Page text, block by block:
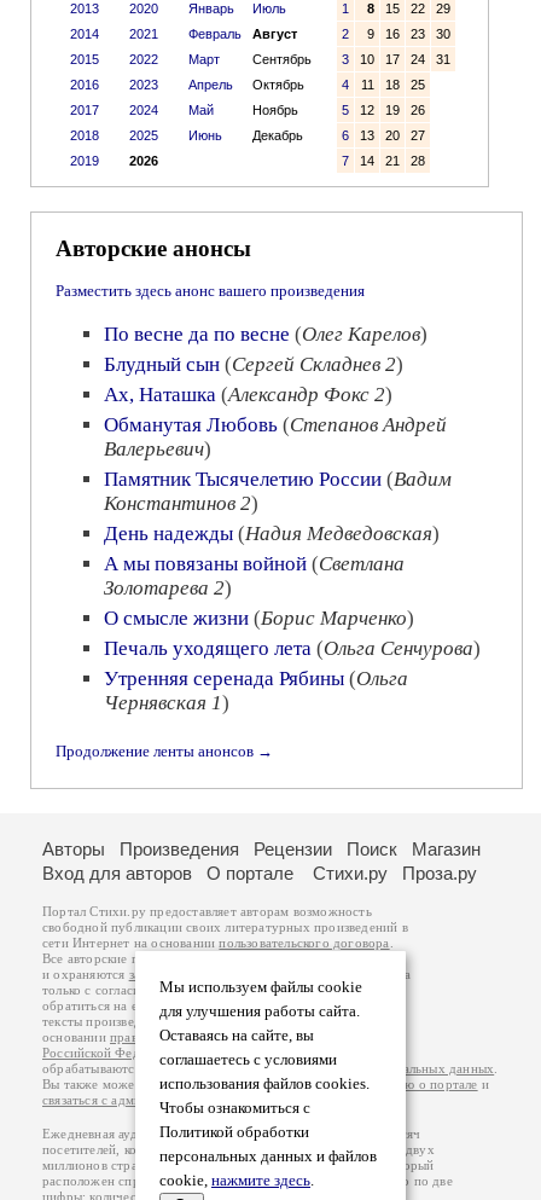
2013
2014
2015
2016
2017
2018
2019
2020
2021
2022
2023
2024
2025
2026
Январь
Июль
Февраль
Август
Март
Сентябрь
Апрель
Октябрь
Май
Ноябрь
Июнь
Декабрь
1 8 15 22
29
2
9 16 23
30
3
10 17 24
31
4
11 18
25
5
12 19
26
6
13 20
27
7
14 21 28
Авторские анонсы
Разместить здесь анонс вашего произведения
По весне да по весне (Олег Карелов)
Блудный сын (Сергей Складнев 2)
Ах, Наташка (Александр Фокс 2)
Обманутая Любовь (Степанов Андрей
Валерьевич)
Памятник Тысячелетию России (Вадим
Константинов 2)
День надежды (Надия Медведовская)
А мы повязаны войной (Светлана
Золотарева 2)
О смысле жизни (Борис Марченко)
Печаль уходящего лета (Ольга Сенчурова)
Утренняя серенада Рябины (Ольга
Чернявская 1)
Продолжение ленты анонсов →
Мы используем файлы cookie
для улучшения работы сайта.
Оставаясь на сайте, вы
соглашаетесь с условиями
использования файлов cookies.
Чтобы ознакомиться с
Политикой обработки
персональных данных и файлов
cookie, нажмите здесь.
Авторы Произведения Рецензии Поиск
Магазин
Вход для авторов
О портале Стихи.ру Проза.ру
Портал Стихи.ру предоставляет авторам возможность
свободной публикации своих литературных произведений в
сети Интернет на основаниипользовательского договора
Все авторские права на произведения принадлежат авторам
и охраняются законом
. Перепечатка произведений возможна
только с согласия его автора, к которому вы можете
обратиться на его авторской странице. Ответственность за
тексты произведений авторы несут самостоятельно на
основанииправил публикацииизаконодательства
Российской Федерации
обрабатываются на основанииПолитики обработки персональных данных
Вы также можете посмотреть более подробнуюинформацию о портале и
связаться с администрацией
Ежедневная аудитория портала Стихи.ру – порядка 200 тысяч
посетителей, которые в общей сумме просматривают более двух
миллионов страниц по данным счетчика посещаемости, который
расположен справа от этого текста. В каждой графе указано по две
цифры: количество просмотров и количество посетителей.